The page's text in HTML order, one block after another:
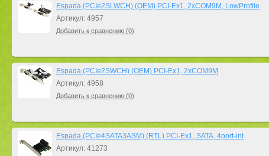
Espada (PCIe2SLWCH) (OEM) PCI-Ex1, 2xCOM9M, LowProfile
Артикул: 4957
Добавить к сравнению (0)
Espada (PCIe2SWCH) (OEM) PCI-Ex1, 2xCOM9M
Артикул: 4958
Добавить к сравнению (0)
Espada (PCIe4SATA3ASM) (RTL) PCI-Ex1, SATA, 4port-int
Артикул: 41273